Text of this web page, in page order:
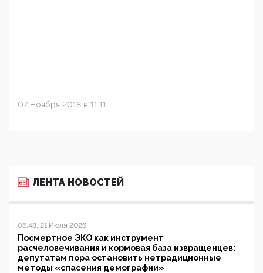
07 Ноября 2018 в 11:11
ЛЕНТА НОВОСТЕЙ
06:48, 21 Июля 2026
Посмертное ЭКО как инструмент
расчеловечивания и кормовая база извращенцев:
депутатам пора остановить нетрадиционные
методы «спасения демографии»